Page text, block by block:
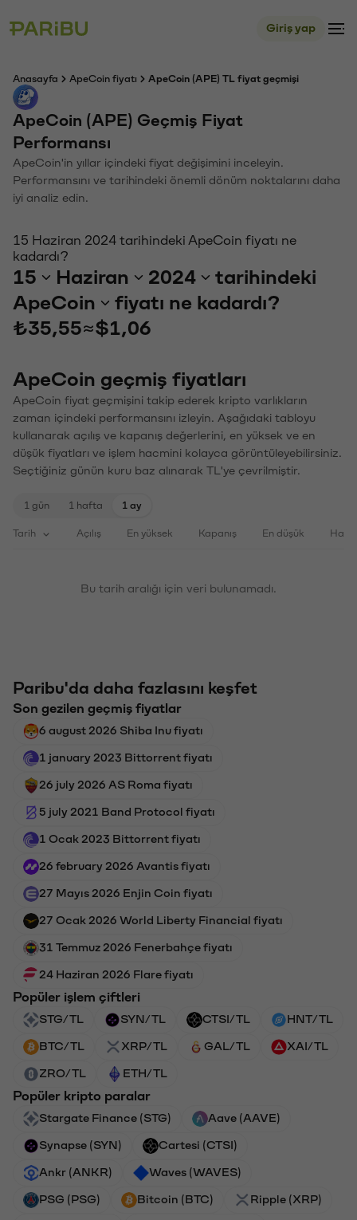
Giriş yap
Anasayfa ApeCoin fiyatı ApeCoin (APE) TL fiyat geçmişi
ApeCoin (APE) Geçmiş Fiyat
Performansı
ApeCoin'in yıllar içindeki fiyat değişimini inceleyin.
Performansını ve tarihindeki önemli dönüm noktalarını daha
iyi analiz edin.
15 Haziran 2024 tarihindeki ApeCoin fiyatı ne
kadardı?
15 Haziran 2024
tarihindeki
ApeCoin
fiyatı ne kadardı?
₺35,55≈$1,06
ApeCoin geçmiş fiyatları
ApeCoin fiyat geçmişini takip ederek kripto varlıkların
zaman içindeki performansını izleyin. Aşağıdaki tabloyu
kullanarak açılış ve kapanış değerlerini, en yüksek ve en
düşük fiyatları ve işlem hacmini kolayca görüntüleyebilirsiniz.
Seçtiğiniz günün kuru baz alınarak TL'ye çevrilmiştir.
1 gün 1 hafta 1 ay
Tarih Açılış En yüksek Kapanış En düşük
Bu tarih aralığı için veri bulunamadı.
Paribu'da daha fazlasını keşfet
Son gezilen geçmiş fiyatlar
6 august 2026 Shiba Inu fiyatı
1 january 2023 Bittorrent fiyatı
26 july 2026 AS Roma fiyatı
5 july 2021 Band Protocol fiyatı
1 Ocak 2023 Bittorrent fiyatı
26 february 2026 Avantis fiyatı
27 Mayıs 2026 Enjin Coin fiyatı
27 Ocak 2026 World Liberty Financial fiyatı
31 Temmuz 2026 Fenerbahçe fiyatı
24 Haziran 2026 Flare fiyatı
Popüler işlem çiftleri
STG/TL SYN/TL CTSI/TL HNT/TL
BTC/TL XRP/TL GAL/TL XAI/TL
ZRO/TL ETH/TL
Popüler kripto paralar
Stargate Finance (STG) Aave (AAVE)
Synapse (SYN) Cartesi (CTSI)
Ankr (ANKR) Waves (WAVES)
PSG (PSG) Bitcoin (BTC) Ripple (XRP)